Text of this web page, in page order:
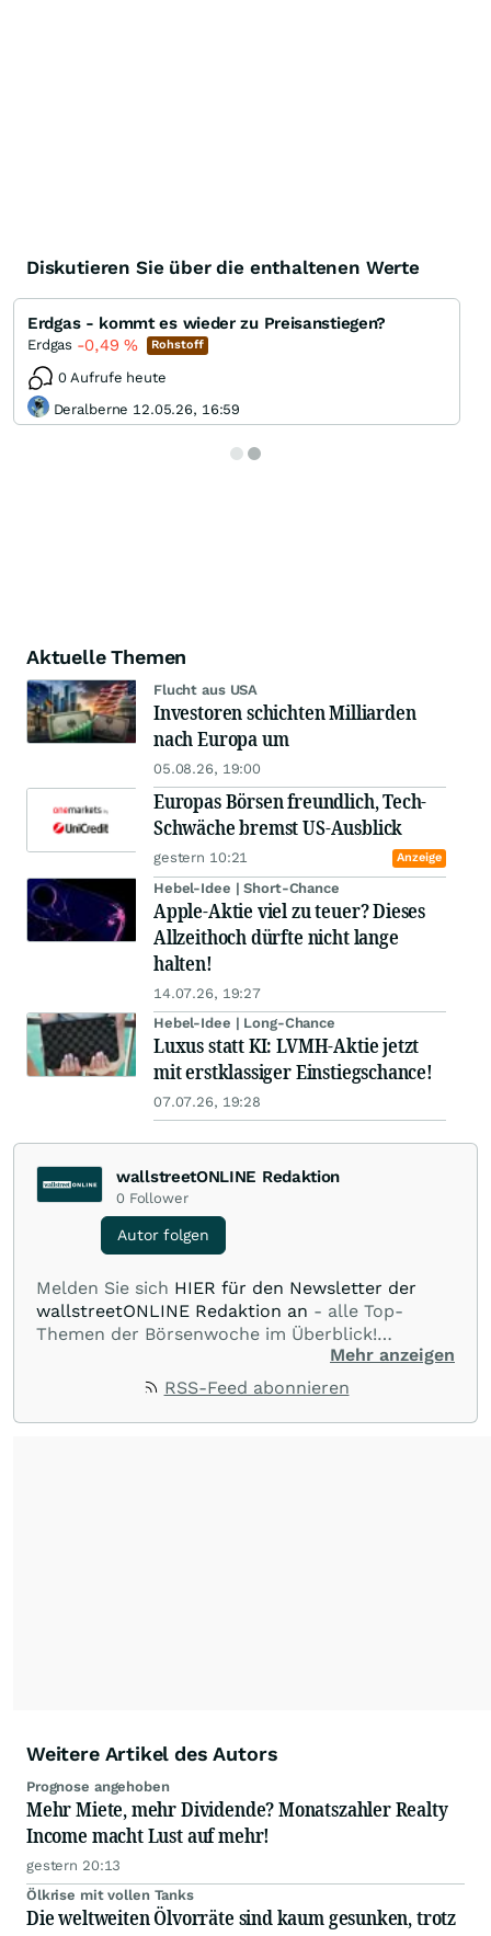
Diskutieren Sie über die enthaltenen Werte
Erdgas - kommt es wieder zu Preisanstiegen?
Erdgas -0,49% Rohstoff
0 Aufrufe heute
Deralberne 12.05.26, 16:59
Aktuelle Themen
Flucht aus USA
Investoren schichten Milliarden
nach Europa um
05.08.26, 19:00
Europas Börsen freundlich, Tech-
Schwäche bremst US-Ausblick
gestern 10:21 Anzeige
Hebel-Idee | Short-Chance
Apple-Aktie viel zu teuer? Dieses
Allzeithoch dürfte nicht lange
halten!
14.07.26, 19:27
Hebel-Idee | Long-Chance
Luxus statt KI: LVMH-Aktie jetzt
mit erstklassiger Einstiegschance!
07.07.26, 19:28
wallstreetONLINE Redaktion
0 Follower
Autor folgen
Melden Sie sich HIER für den Newsletter der
wallstreetONLINE Redaktion an - alle Top-
Themen der Börsenwoche im Überblick!
Verpassen Sie kein wichtiges Anleger-Thema!Für
Beiträge auf diesem journalistischen Channel ist
Redaktion verantwortlich. Die Fachjournalisten
Mehr anzeigen
RSS-Feed abonnieren
Weitere Artikel des Autors
Prognose angehoben
Mehr Miete, mehr Dividende? Monatszahler Realty
Income macht Lust auf mehr!
gestern 20:13
Ölkrise mit vollen Tanks
Die weltweiten Ölvorräte sind kaum gesunken, trotz